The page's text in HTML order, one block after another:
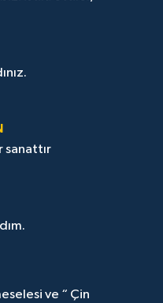
sanattır
ve “ Çin